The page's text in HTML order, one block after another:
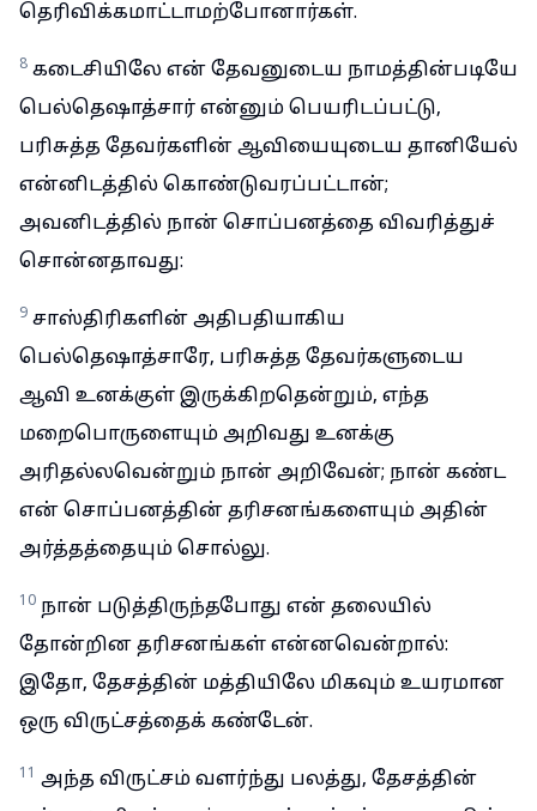
தெரிவிக்கமாட்டாமற்போனார்கள்.
8 கடைசியிலே என் தேவனுடைய நாமத்தின்படியே
பெல்தெஷாத்சார் என்னும் பெயரிடப்பட்டு,
பரிசுத்த தேவர்களின் ஆவியையுடைய தானியேல்
என்னிடத்தில் கொண்டுவரப்பட்டான்;
அவனிடத்தில் நான் சொப்பனத்தை விவரித்துச்
சொன்னதாவது:
9 சாஸ்திரிகளின் அதிபதியாகிய
பெல்தெஷாத்சாரே, பரிசுத்த தேவர்களுடைய
ஆவி உனக்குள் இருக்கிறதென்றும், எந்த
மறைபொருளையும் அறிவது உனக்கு
அரிதல்லவென்றும் நான் அறிவேன்; நான் கண்ட
என் சொப்பனத்தின் தரிசனங்களையும் அதின்
அர்த்தத்தையும் சொல்லு.
10 நான் படுத்திருந்தபோது என் தலையில்
தோன்றின தரிசனங்கள் என்னவென்றால்:
இதோ, தேசத்தின் மத்தியிலே மிகவும் உயரமான
ஒரு விருட்சத்தைக் கண்டேன்.
11 அந்த விருட்சம் வளர்ந்து பலத்து, தேசத்தின்